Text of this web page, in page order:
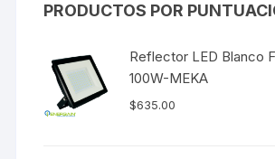
PRODUCTOS POR
Reflector LED Blanco
100W-MEKA
$635.00